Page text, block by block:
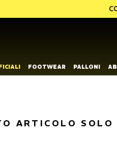
FOOTWEAR PALLONI
ARTICOLO